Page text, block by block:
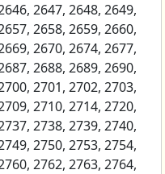
2647, 2648, 2649,
2658, 2659, 2660,
2670, 2674, 2677,
2688, 2689, 2690,
2701, 2702, 2703,
2710, 2714, 2720,
2738, 2739, 2740,
2750, 2753, 2754,
2762, 2763, 2764,